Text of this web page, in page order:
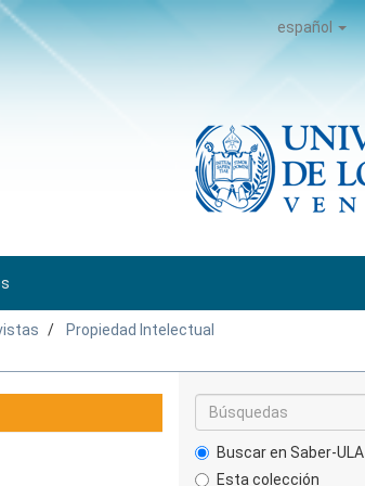
español
Propiedad Intelectual
Buscar en Saber-ULA
Esta colección